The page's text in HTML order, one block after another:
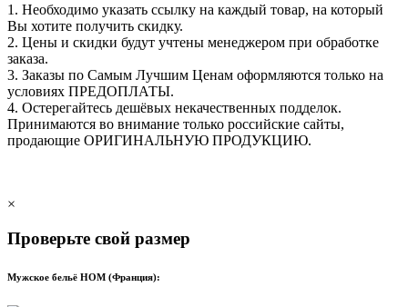
1. Необходимо указать ссылку на каждый товар, на который
Вы хотите получить скидку.
2. Цены и скидки будут учтены менеджером при обработке
заказа.
3. Заказы по Самым Лучшим Ценам оформляются только на
условиях ПРЕДОПЛАТЫ.
4. Остерегайтесь дешёвых некачественных подделок.
Принимаются во внимание только российские сайты,
продающие ОРИГИНАЛЬНУЮ ПРОДУКЦИЮ.
×
Проверьте свой размер
Мужское бельё HOM (Франция):